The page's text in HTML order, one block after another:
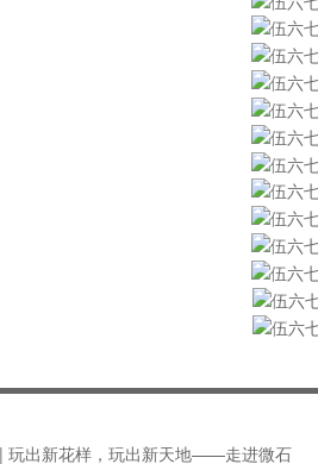
玩出新花样，玩出新天地——走进微石